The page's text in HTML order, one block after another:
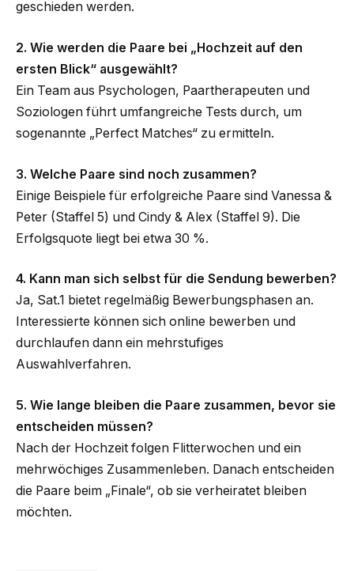
geschieden werden.
2. Wie werden die Paare bei „Hochzeit auf den
ersten Blick“ ausgewählt?
Ein Team aus Psychologen, Paartherapeuten und
Soziologen führt umfangreiche Tests durch, um
sogenannte „Perfect Matches“ zu ermitteln.
3. Welche Paare sind noch zusammen?
Einige Beispiele für erfolgreiche Paare sind Vanessa &
Peter (Staffel 5) und Cindy & Alex (Staffel 9). Die
Erfolgsquote liegt bei etwa 30 %.
4. Kann man sich selbst für die Sendung bewerben?
Ja, Sat.1 bietet regelmäßig Bewerbungsphasen an.
Interessierte können sich online bewerben und
durchlaufen dann ein mehrstufiges
Auswahlverfahren.
5. Wie lange bleiben die Paare zusammen, bevor sie
entscheiden müssen?
Nach der Hochzeit folgen Flitterwochen und ein
mehrwöchiges Zusammenleben. Danach entscheiden
die Paare beim „Finale“, ob sie verheiratet bleiben
möchten.